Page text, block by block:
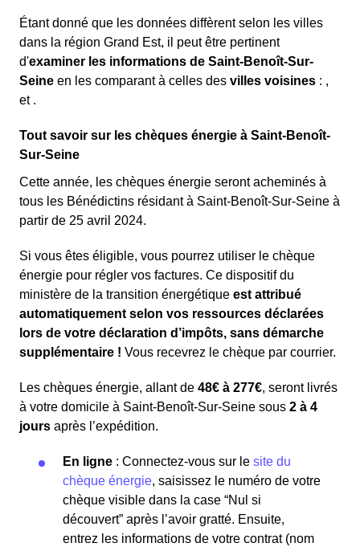
Étant donné que les données diffèrent selon les villes
dans la région Grand Est, il peut être pertinent
d'examiner les informations de Saint-Benoît-Sur-
Seine en les comparant à celles des villes voisines : ,
et .
Tout savoir sur les chèques énergie à Saint-Benoît-
Sur-Seine
Cette année, les chèques énergie seront acheminés à
tous les Bénédictins résidant à Saint-Benoît-Sur-Seine à
partir de 25 avril 2024.
Si vous êtes éligible, vous pourrez utiliser le chèque
énergie pour régler vos factures. Ce dispositif du
ministère de la transition énergétique est attribué
automatiquement selon vos ressources déclarées
lors de votre déclaration d’impôts, sans démarche
supplémentaire ! Vous recevrez le chèque par courrier.
Les chèques énergie, allant de 48€ à 277€, seront livrés
à votre domicile à Saint-Benoît-Sur-Seine sous 2 à 4
jours après l’expédition.
En ligne : Connectez-vous sur le site du
chèque énergie, saisissez le numéro de votre
chèque visible dans la case “Nul si
découvert” après l’avoir gratté. Ensuite,
entrez les informations de votre contrat (nom